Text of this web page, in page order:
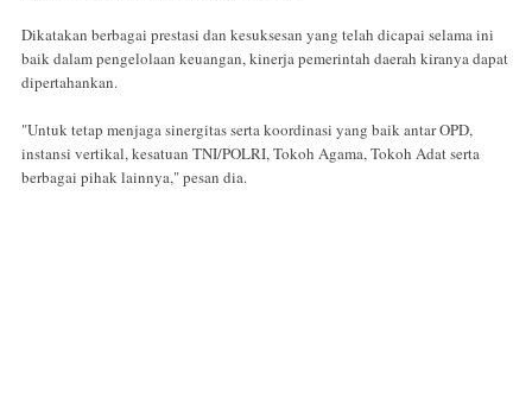
Dikatakan berbagai prestasi dan kesuksesan yang telah dicapai selama ini
baik dalam pengelolaan keuangan, kinerja pemerintah daerah kiranya dapat
dipertahankan.
"Untuk tetap menjaga sinergitas serta koordinasi yang baik antar OPD,
instansi vertikal, kesatuan TNI/POLRI, Tokoh Agama, Tokoh Adat serta
berbagai pihak lainnya," pesan dia.